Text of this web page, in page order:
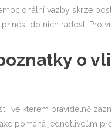
vazby skrze
do nich radost. Pro
o
ve kterém pravidelně
pomáhá jednotlivcům